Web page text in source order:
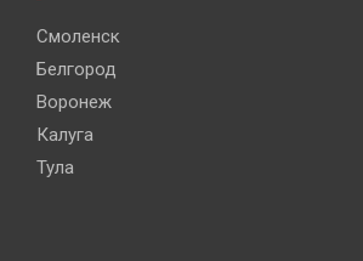
Смоленск
Белгород
Воронеж
Калуга
Тула